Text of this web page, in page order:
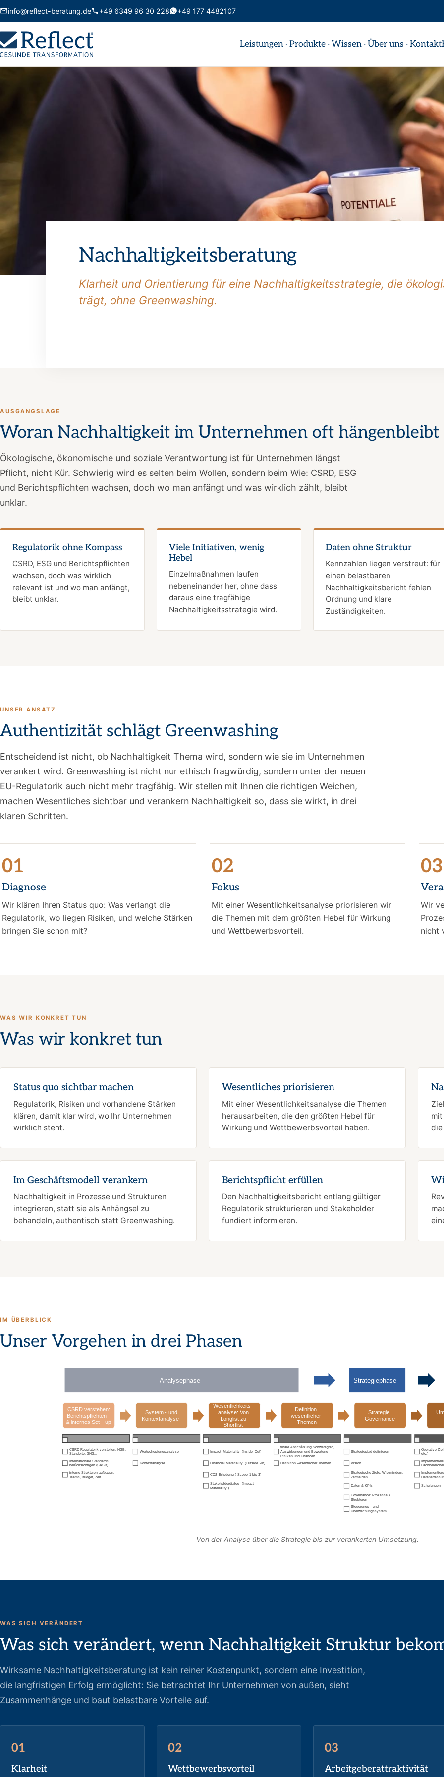
info@reflect-beratung.de +49 6349 96 30 228 +49 177 4482107
Leistungen Produkte Wissen Über uns Kontakt
Nachhaltigkeitsberatung
Klarheit und Orientierung für eine Nachhaltigkeitsstrategie, die
trägt, ohne Greenwashing.
AUSGANGSLAGE
Woran Nachhaltigkeit im Unternehmen oft hängenbleibt
Ökologische, ökonomische und soziale Verantwortung ist für Unternehmen längst
Pflicht, nicht Kür. Schwierig wird es selten beim Wollen, sondern beim Wie: CSRD, ESG
und Berichtspflichten wachsen, doch wo man anfängt und was wirklich zählt, bleibt
unklar.
Regulatorik ohne Kompass
CSRD, ESG und Berichtspflichten
wachsen, doch was wirklich
relevant ist und wo man anfängt,
bleibt unklar.
Viele Initiativen, wenig
Hebel
Einzelmaßnahmen laufen
nebeneinander her, ohne dass
daraus eine tragfähige
Nachhaltigkeitsstrategie wird.
Daten ohne Struktur
Kennzahlen liegen verstreut: für
einen belastbaren
Nachhaltigkeitsbericht fehlen
Ordnung und klare
Zuständigkeiten.
UNSER ANSATZ
Authentizität schlägt Greenwashing
Entscheidend ist nicht, ob Nachhaltigkeit Thema wird, sondern wie sie im Unternehmen
verankert wird. Greenwashing ist nicht nur ethisch fragwürdig, sondern unter der neuen
EU-Regulatorik auch nicht mehr tragfähig. Wir stellen mit Ihnen die richtigen Weichen,
machen Wesentliches sichtbar und verankern Nachhaltigkeit so, dass sie wirkt, in drei
klaren Schritten.
01
Diagnose
Wir klären Ihren Status quo: Was verlangt die
Regulatorik, wo liegen Risiken, und welche Stärken
bringen Sie schon mit?
02
Fokus
Mit einer Wesentlichkeitsanalyse priorisieren wir
die Themen mit dem größten Hebel für Wirkung
und Wettbewerbsvorteil.
03
Wir
nicht
WAS WIR KONKRET TUN
Was wir konkret tun
Status quo sichtbar machen
Regulatorik, Risiken und vorhandene Stärken
klären, damit klar wird, wo Ihr Unternehmen
wirklich steht.
Wesentliches priorisieren
Mit einer Wesentlichkeitsanalyse die Themen
herausarbeiten, die den größten Hebel für
Wirkung und Wettbewerbsvorteil haben.
mit
die
Im Geschäftsmodell verankern
Nachhaltigkeit in Prozesse und Strukturen
integrieren, statt sie als Anhängsel zu
behandeln, authentisch statt Greenwashing.
Berichtspflicht erfüllen
Den Nachhaltigkeitsbericht entlang gültiger
Regulatorik strukturieren und Stakeholder
fundiert informieren.
IM ÜBERBLICK
Unser Vorgehen in drei Phasen
Von der Analyse über die Strategie bis zur verankerten Umsetzung.
WAS SICH VERÄNDERT
Was sich verändert, wenn Nachhaltigkeit Struktur
Wirksame Nachhaltigkeitsberatung ist kein reiner Kostenpunkt, sondern eine Investition,
die langfristigen Erfolg ermöglicht: Sie betrachtet Ihr Unternehmen von außen, sieht
Zusammenhänge und baut belastbare Vorteile auf.
01
Klarheit
02
Wettbewerbsvorteil
03
Arbeitgeberattraktivität